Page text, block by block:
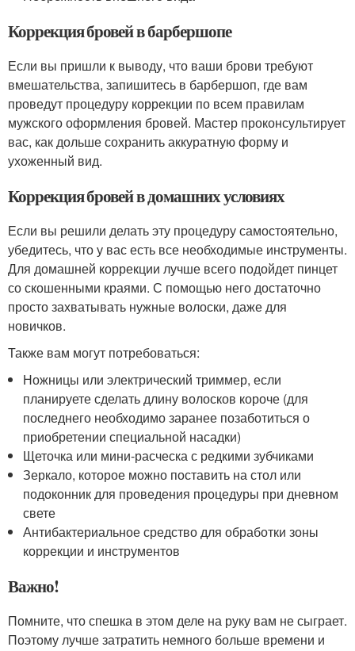
Коррекция бровей в барбершопе
Если вы пришли к выводу, что ваши брови требуют
вмешательства, запишитесь в барбершоп, где вам
проведут процедуру коррекции по всем правилам
мужского оформления бровей. Мастер проконсультирует
вас, как дольше сохранить аккуратную форму и
ухоженный вид.
Коррекция бровей в домашних условиях
Если вы решили делать эту процедуру самостоятельно,
убедитесь, что у вас есть все необходимые инструменты.
Для домашней коррекции лучше всего подойдет пинцет
со скошенными краями. С помощью него достаточно
просто захватывать нужные волоски, даже для
новичков.
Также вам могут потребоваться:
Ножницы или электрический триммер, если
планируете сделать длину волосков короче (для
последнего необходимо заранее позаботиться о
приобретении специальной насадки)
Щеточка или мини-расческа с редкими зубчиками
Зеркало, которое можно поставить на стол или
подоконник для проведения процедуры при дневном
свете
Антибактериальное средство для обработки зоны
коррекции и инструментов
Важно!
Помните, что спешка в этом деле на руку вам не сыграет.
Поэтому лучше затратить немного больше времени и